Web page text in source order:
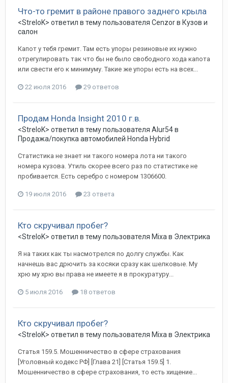
Что-то гремит в районе правого заднего крыла
<StreloK> ответил в тему пользователя Cenzorв Кузов и
салон
Капот у тебя гремит. Там есть упоры резиновые их нужно
отрегулировать так что бы не было свободного хода капота
или свести его к минимуму. Такие же упоры есть на всех...
22 июля 2016 29 ответов
Продам Honda Insight 2010 г.в.
<StreloK> ответил в тему пользователя Alur54в
Продажа/покупка автомобилей Honda Hybrid
Статистика не знает ни такого номера лота ни такого
номера кузова. Утиль скорее всего раз по статистике не
пробивается. Есть серебро с номером 1306600.
19 июля 2016 23 ответа
Кто скручивал пробег?
<StreloK> ответил в тему пользователя Mixa в Электрика
Я на таких как ты насмотрелся по долгу службы. Как
начнешь вас дрючить за косяки сразу как шелковые. Му
хрю му хрю вы права не имеете я в прокуратуру...
5 июля 2016 18 ответов
Кто скручивал пробег?
<StreloK> ответил в тему пользователя Mixa в Электрика
Статья 159.5. Мошенничество в сфере страхования
[Уголовный кодекс РФ] [Глава 21] [Статья 159.5] 1.
Мошенничество в сфере страхования, то есть хищение...